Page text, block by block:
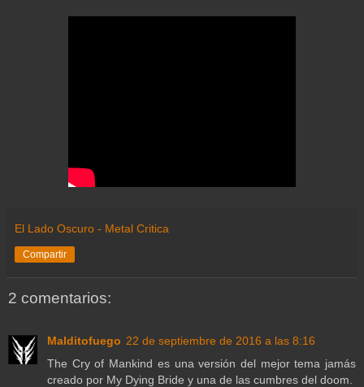
El Lado Oscuro - Metal Critica
Compartir
2 comentarios:
Malditofuego 22 de septiembre de 2016 a las 8:16
The Cry of Mankind es una versión del mejor tema jamás
creado por My Dying Bride y una de las cumbres del doom.